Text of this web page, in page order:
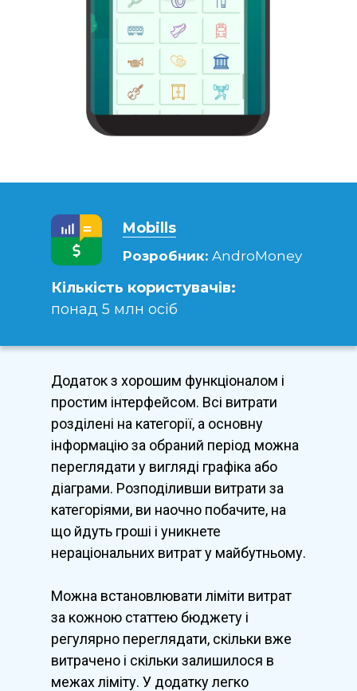
Додаток з хорошим функціоналом і
простим інтерфейсом. Всі витрати
розділені на категорії, а основну
інформацію за обраний період можна
переглядати у вигляді графіка або
діаграми. Розподіливши витрати за
категоріями, ви наочно побачите, на
що йдуть гроші і уникнете
нераціональних витрат у майбутньому.
Можна встановлювати ліміти витрат
за кожною статтею бюджету і
регулярно переглядати, скільки вже
витрачено і скільки залишилося в
межах ліміту. У додатку легко
Mobills
Кількість користувачів:
понад 5 млн осіб
Розробник: AndroMoney